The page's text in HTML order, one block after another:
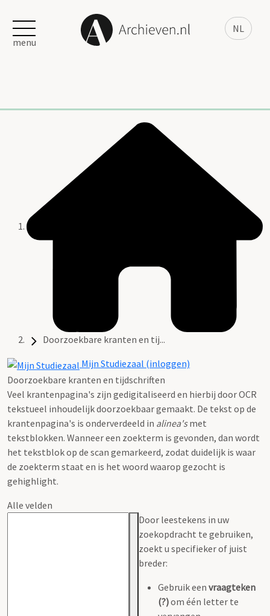
NL
menu
Doorzoekbare kranten en tij...
Mijn Studiezaal (inloggen)
Doorzoekbare kranten en tijdschriften
Veel krantenpagina's zijn gedigitaliseerd en hierbij door OCR
tekstueel inhoudelijk doorzoekbaar gemaakt. De tekst op de
krantenpagina's is onderverdeeld in alinea'smet
tekstblokken. Wanneer een zoekterm is gevonden, dan wordt
het tekstblok op de scan gemarkeerd, zodat duidelijk is waar
de zoekterm staat en is het woord waarop gezocht is
gehighlight.
Alle velden
Door leestekens in uw
zoekopdracht te gebruiken,
zoekt u specifieker of juist
breder:
Gebruik een vraagteken
(?)om één letter te